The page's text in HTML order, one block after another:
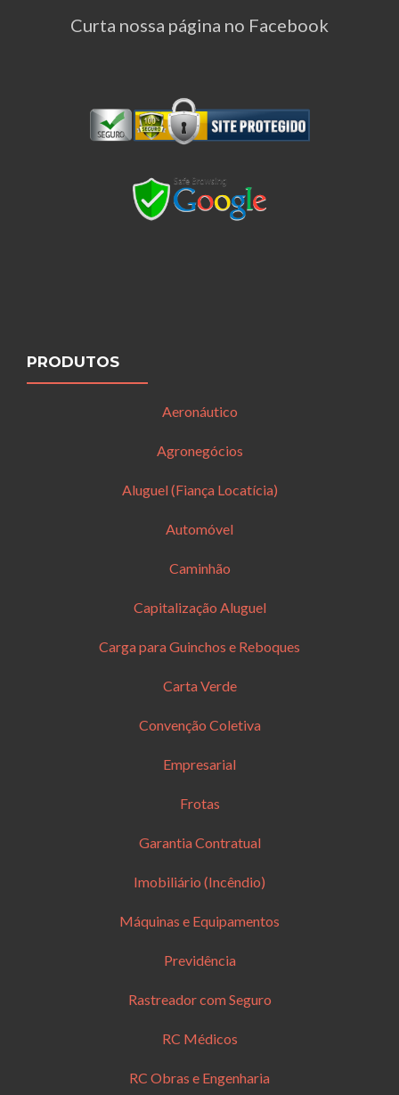
Curta nossa página no Facebook
PRODUTOS
Aeronáutico
Agronegócios
Aluguel (Fiança Locatícia)
Automóvel
Caminhão
Capitalização Aluguel
Carga para Guinchos e Reboques
Carta Verde
Convenção Coletiva
Empresarial
Frotas
Garantia Contratual
Imobiliário (Incêndio)
Máquinas e Equipamentos
Previdência
Rastreador com Seguro
RC Médicos
RC Obras e Engenharia